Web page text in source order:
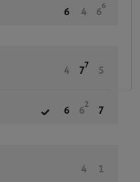
6 4 6
6
4 7
7
5
6 6
2
7
4 1